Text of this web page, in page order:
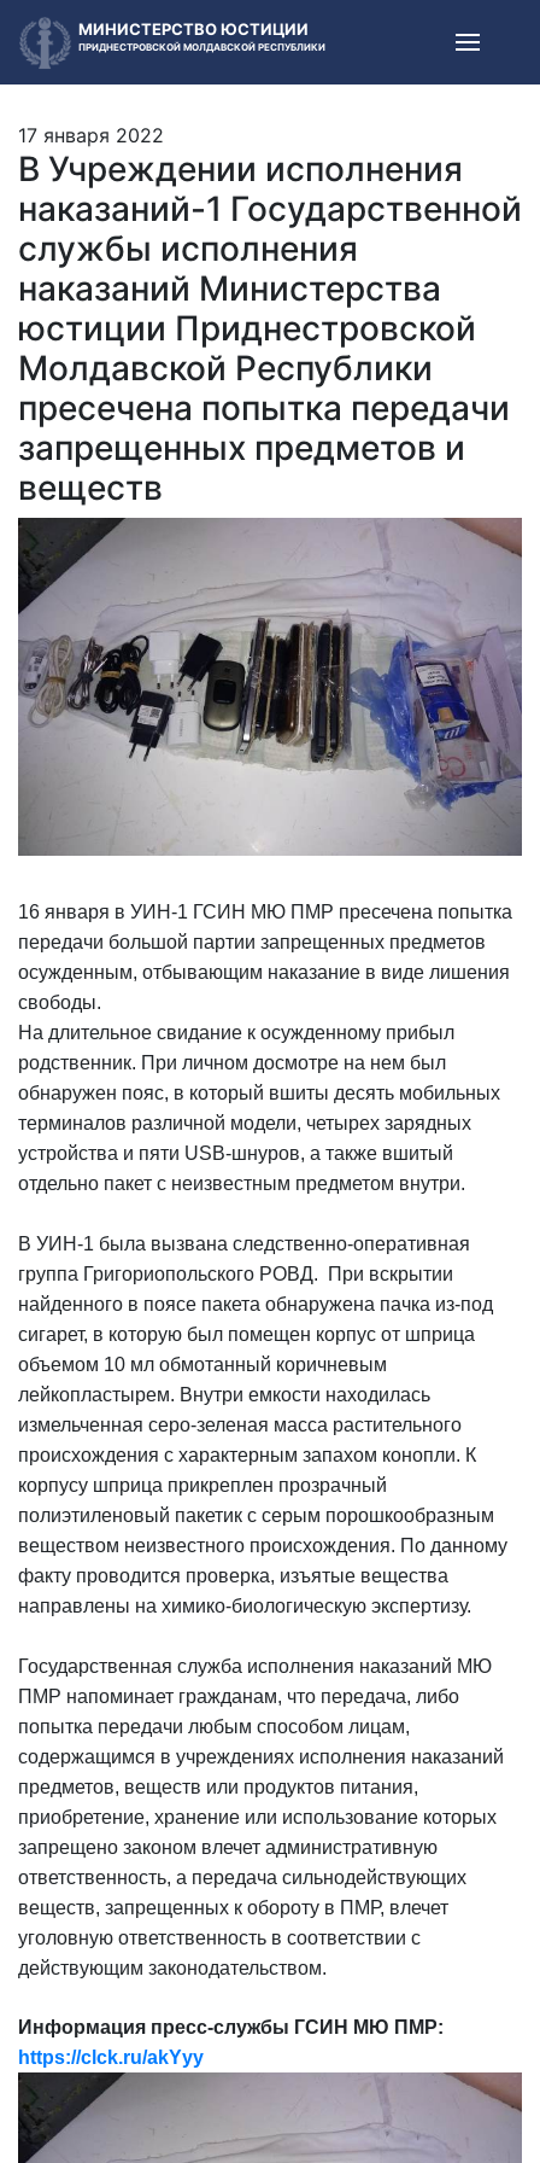
МИНИСТЕРСТВО ЮСТИЦИИ
ПРИДНЕСТРОВСКОЙ МОЛДАВСКОЙ РЕСПУБЛИКИ
17 января 2022
В Учреждении исполнения
наказаний-1 Государственной
службы исполнения
наказаний Министерства
юстиции Приднестровской
Молдавской Республики
пресечена попытка передачи
запрещенных предметов и
веществ
16 января в УИН-1 ГСИН МЮ ПМР пресечена попытка
передачи большой партии запрещенных предметов
осужденным, отбывающим наказание в виде лишения
свободы.
На длительное свидание к осужденному прибыл
родственник. При личном досмотре на нем был
обнаружен пояс, в который вшиты десять мобильных
терминалов различной модели, четырех зарядных
устройства и пяти USB-шнуров, а также вшитый
отдельно пакет с неизвестным предметом внутри.
В УИН-1 была вызвана следственно-оперативная
группа Григориопольского РОВД. При вскрытии
найденного в поясе пакета обнаружена пачка из-под
сигарет, в которую был помещен корпус от шприца
объемом 10 мл обмотанный коричневым
лейкопластырем. Внутри емкости находилась
измельченная серо-зеленая масса растительного
происхождения с характерным запахом конопли. К
корпусу шприца прикреплен прозрачный
полиэтиленовый пакетик с серым порошкообразным
веществом неизвестного происхождения. По данному
факту проводится проверка, изъятые вещества
направлены на химико-биологическую экспертизу.
Государственная служба исполнения наказаний МЮ
ПМР напоминает гражданам, что передача, либо
попытка передачи любым способом лицам,
содержащимся в учреждениях исполнения наказаний
предметов, веществ или продуктов питания,
приобретение, хранение или использование которых
запрещено законом влечет административную
ответственность, а передача сильнодействующих
веществ, запрещенных к обороту в ПМР, влечет
уголовную ответственность в соответствии с
действующим законодательством.
Информация пресс-службы ГСИН МЮ ПМР:
https://clck.ru/akYyy